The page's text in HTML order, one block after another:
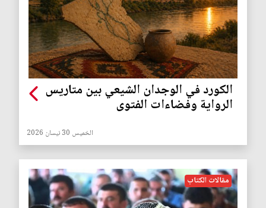
الكورد في الوجدان الشيعي بين متاريس
الرواية وفضاءات الفتوى
الخميس 30 نيسان 2026
مقالات الكتاب